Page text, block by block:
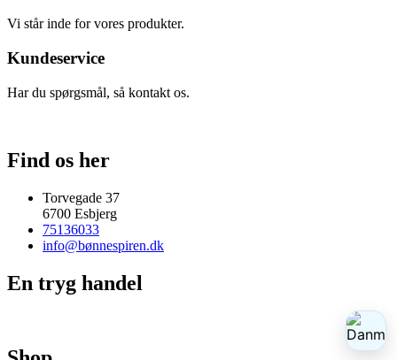
Vi står inde for vores produkter.
Kundeservice
Har du spørgsmål, så kontakt os.
Find os her
Torvegade 37
6700 Esbjerg
75136033
info@bønnespiren.dk
En tryg handel